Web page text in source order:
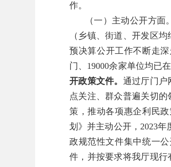
作。
（一）主动公开方面。
（乡镇、街道、开发区
预决算公开工作不断走
门、19000余家单位均已
开政策文件。 通过厅门户
点关注、群众普遍关切
策，推动各项惠企利民政
划》并主动公开，2023
政规范性文件集中统一
件，并按要求将我厅现